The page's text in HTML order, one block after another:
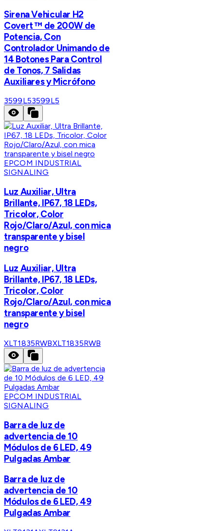
Sirena Vehicular H2
Covert ™ de 200W de
Potencia, Con
Controlador Unimando de
14 Botones Para Control
de Tonos, 7 Salidas
Auxiliares y Micrófono
3599L53599L5
EPCOM INDUSTRIAL
SIGNALING
Luz Auxiliar, Ultra
Brillante, IP67, 18 LEDs,
Tricolor, Color
Rojo/Claro/Azul, con mica
transparente y bisel
negro
Luz Auxiliar, Ultra
Brillante, IP67, 18 LEDs,
Tricolor, Color
Rojo/Claro/Azul, con mica
transparente y bisel
negro
XLT1835RWBXLT1835RWB
EPCOM INDUSTRIAL
SIGNALING
Barra de luz de
advertencia de 10
Módulos de 6 LED, 49
Pulgadas Ambar
Barra de luz de
advertencia de 10
Módulos de 6 LED, 49
Pulgadas Ambar